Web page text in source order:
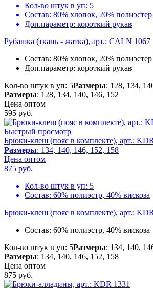
Кол-во штук в уп: 5
Состав: 80% хлопок, 20% полиэстер
Доп.параметр: короткий рукав
Рубашка (ткань - жатка), арт.: CALN 1067
Состав: 80% хлопок, 20% полиэстер
Доп.параметр: короткий рукав
Кол-во штук в уп: 5Размеры: 128, 134,
Размеры: 128, 134, 140, 146, 152
Цена оптом
595 руб.
Быстрый просмотр
Брюки-клеш (пояс в комплекте), арт.:
Размеры: 134, 140, 146, 152, 158
Цена оптом
875 руб.
Кол-во штук в уп: 5
Состав: 60% полиэстр, 40% вискоза
Брюки-клеш (пояс в комплекте), арт.:
Состав: 60% полиэстр, 40% вискоза
Кол-во штук в уп: 5Размеры: 134, 140,
Размеры: 134, 140, 146, 152, 158
Цена оптом
875 руб.